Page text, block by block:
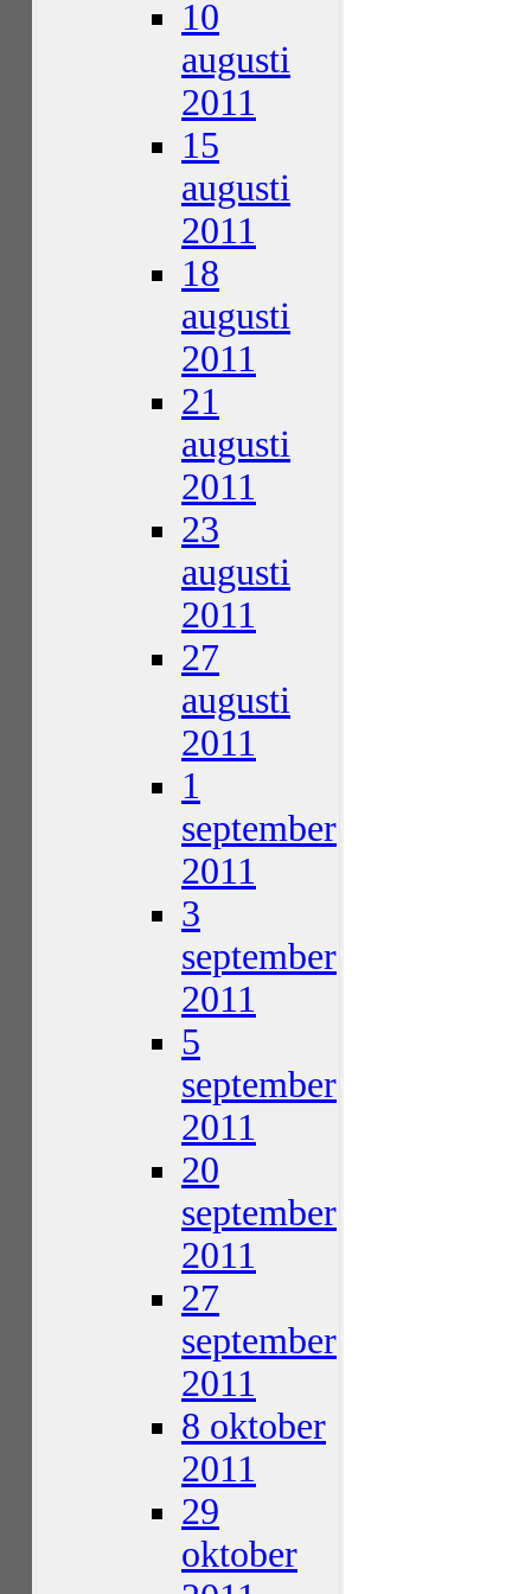
10
augusti
2011
15
augusti
2011
18
augusti
2011
21
augusti
2011
23
augusti
2011
27
augusti
2011
1
september
2011
3
september
2011
5
september
2011
20
september
2011
27
september
2011
8 oktober
2011
29
oktober